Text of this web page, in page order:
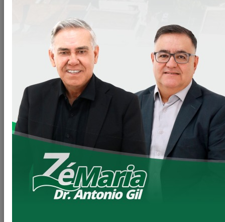
LOANDA EM OBRAS
Alô moradores do Conjunto Beija-Flor
Tem asfalto chegando!!!
Olá amigos e amigas Loandenses.
Isso mesmo, vamos asfaltar 100% das ruas atrás do